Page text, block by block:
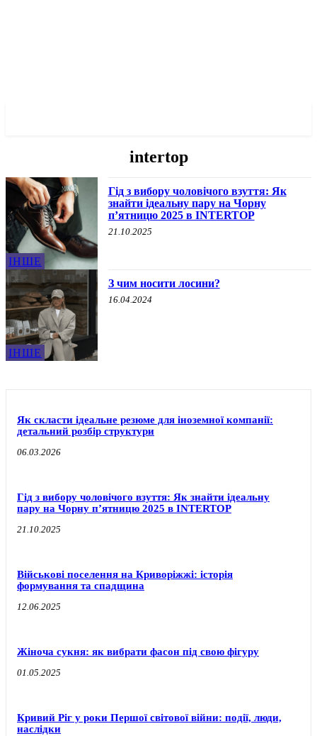
intertop
ІНШЕ
Гід з вибору чоловічого взуття: Як
знайти ідеальну пару на Чорну
п’ятницю 2025 в INTERTOP
21.10.2025
ІНШЕ
З чим носити лосини?
16.04.2024
Як скласти ідеальне резюме для іноземної компанії:
детальний розбір структури
06.03.2026
Гід з вибору чоловічого взуття: Як знайти ідеальну
пару на Чорну п’ятницю 2025 в INTERTOP
21.10.2025
Військові поселення на Криворіжжі: історія
формування та спадщина
12.06.2025
Жіноча сукня: як вибрати фасон під свою фігуру
01.05.2025
Кривий Ріг у роки Першої світової війни: події, люди,
наслідки